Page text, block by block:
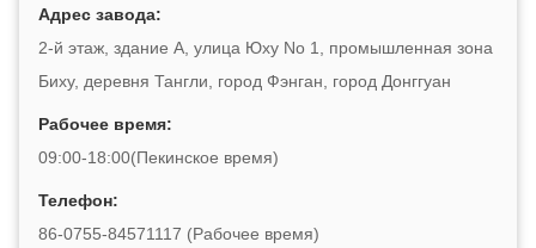
Адрес завода:
2-й этаж, здание А, улица Юху No 1, промышленная зона
Биху, деревня Тангли, город Фэнган, город Донггуан
Рабочее время:
09:00-18:00(Пекинское время)
Телефон:
86-0755-84571117 (Рабочее время)